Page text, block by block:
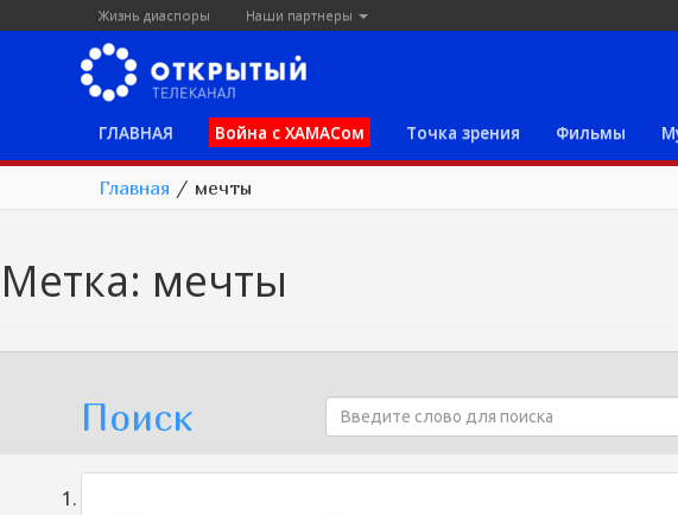
Жизнь диаспоры Наши партнеры
ГЛАВНАЯ Война с ХАМАСом Точка зрения Фильмы
Главная / мечты
Метка: мечты
Поиск